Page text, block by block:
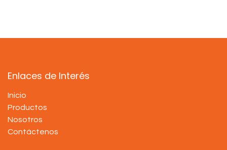
Enlaces de Interés
Inicio
Productos
Nosotros
Contáctenos